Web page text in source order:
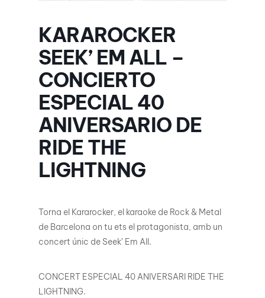
KARAROCKER
SEEK’ EM ALL –
CONCIERTO
ESPECIAL 40
ANIVERSARIO DE
RIDE THE
LIGHTNING
Torna el Kararocker, el karaoke de Rock & Metal
de Barcelona on tu ets el protagonista, amb un
concert únic de Seek’ Em All.
CONCERT ESPECIAL 40 ANIVERSARI RIDE THE
LIGHTNING.